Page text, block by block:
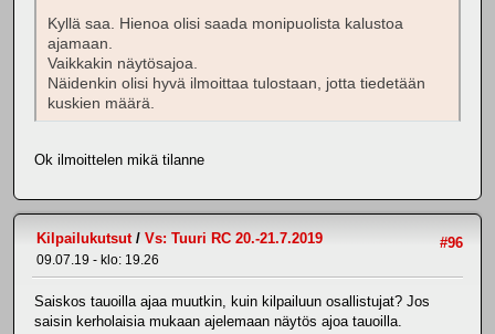
Kyllä saa. Hienoa olisi saada monipuolista kalustoa
ajamaan.
Vaikkakin näytösajoa.
Näidenkin olisi hyvä ilmoittaa tulostaan, jotta tiedetään
kuskien määrä.
Ok ilmoittelen mikä tilanne
#96
Kilpailukutsut/ Vs: Tuuri RC 20.-21.7.2019
09.07.19 - klo: 19.26
Saiskos tauoilla ajaa muutkin, kuin kilpailuun osallistujat? Jos
saisin kerholaisia mukaan ajelemaan näytös ajoa tauoilla.